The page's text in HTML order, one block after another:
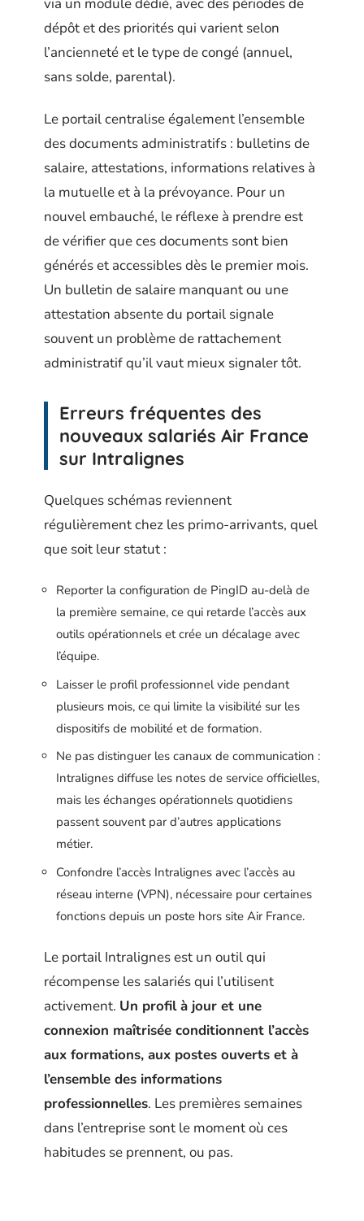
dépôt et des priorités qui varient selon
l’ancienneté et le type de congé (annuel,
sans solde, parental).
Le portail centralise également l’ensemble
des documents administratifs : bulletins de
salaire, attestations, informations relatives à
la mutuelle et à la prévoyance. Pour un
nouvel embauché, le réflexe à prendre est
de vérifier que ces documents sont bien
générés et accessibles dès le premier mois.
Un bulletin de salaire manquant ou une
attestation absente du portail signale
souvent un problème de rattachement
administratif qu’il vaut mieux signaler tôt.
Erreurs fréquentes des
nouveaux salariés Air France
sur Intralignes
Quelques schémas reviennent
régulièrement chez les primo-arrivants, quel
que soit leur statut :
Reporter la configuration de PingID au-delà de
la première semaine, ce qui retarde l’accès aux
outils opérationnels et crée un décalage avec
l’équipe.
Laisser le profil professionnel vide pendant
plusieurs mois, ce qui limite la visibilité sur les
dispositifs de mobilité et de formation.
Ne pas distinguer les canaux de communication :
Intralignes diffuse les notes de service officielles,
mais les échanges opérationnels quotidiens
passent souvent par d’autres applications
métier.
Confondre l’accès Intralignes avec l’accès au
réseau interne (VPN), nécessaire pour certaines
fonctions depuis un poste hors site Air France.
Le portail Intralignes est un outil qui
récompense les salariés qui l’utilisent
activement. Un profil à jour et une
connexion maîtrisée conditionnent l’accès
aux formations, aux postes ouverts et à
l’ensemble des informations
professionnelles. Les premières semaines
dans l’entreprise sont le moment où ces
habitudes se prennent, ou pas.